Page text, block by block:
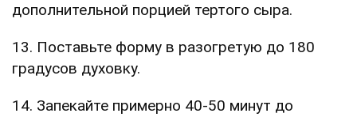
дополнительной порцией тертого сыра.
13. Поставьте форму в разогретую до 180
градусов духовку.
14. Запекайте примерно 40-50 минут до